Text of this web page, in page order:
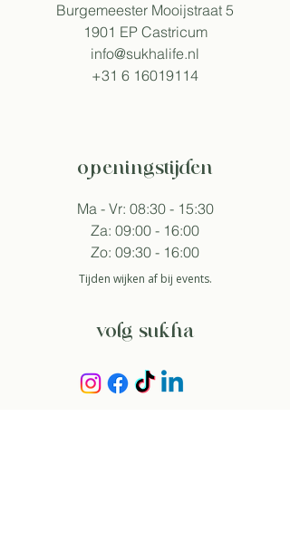
Burgemeester Mooijstraat 5
1901 EP Castricum​
info@sukhalife.nl
+31 6 16019114
openingstijden
Ma - Vr: 08:30 - 15:30
Za: 09:00 - 16:00
Zo: 09:30 - 16:00
Tijden wijken af bij events.
volg sukha